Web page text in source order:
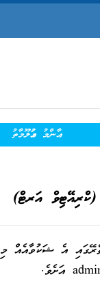
ޢާންމު މަޢުލޫމާތު
އަރޓް)
އޮތްނަމަ މިއަދުން ފެށިގެން ރަސްމީ ބަންދު ނޫން 3 ދުވަހުގެ ތެރޭގައި އެ ޝަކުވާއެއް މި
އަށެވެ.